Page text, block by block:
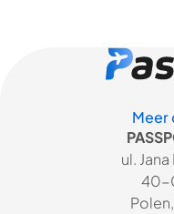
Meer
ul.
40-